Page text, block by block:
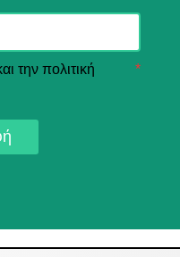
την πολιτική
*